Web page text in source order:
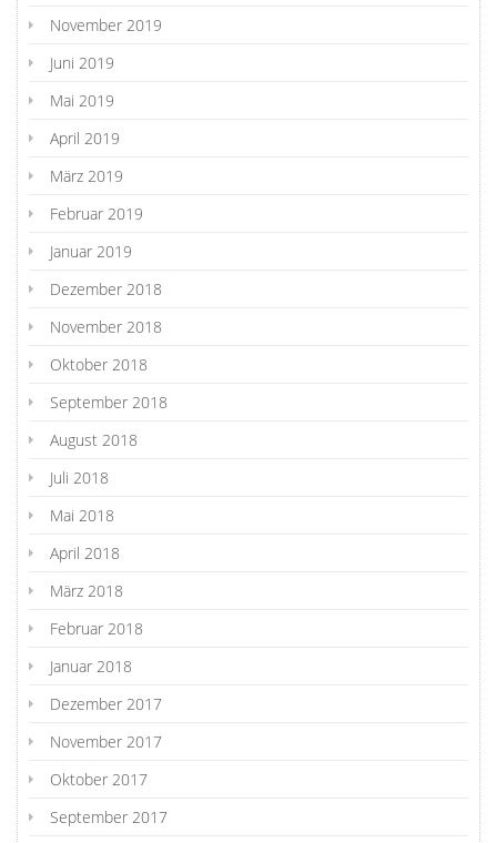
November 2019
Juni 2019
Mai 2019
April 2019
März 2019
Februar 2019
Januar 2019
Dezember 2018
November 2018
Oktober 2018
September 2018
August 2018
Juli 2018
Mai 2018
April 2018
März 2018
Februar 2018
Januar 2018
Dezember 2017
November 2017
Oktober 2017
September 2017